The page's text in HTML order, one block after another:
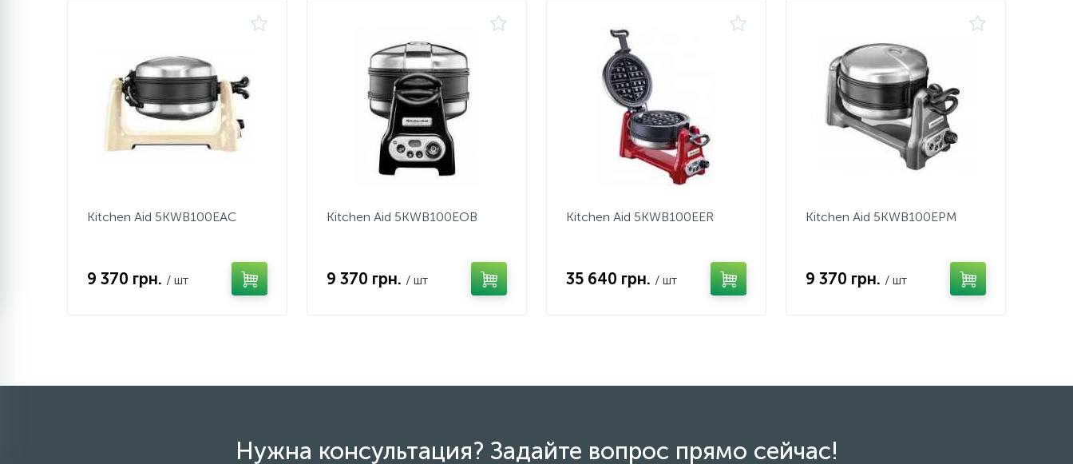
Kitchen Aid 5KWB100EAC
9 370 грн. / шт
Kitchen Aid 5KWB100EOB
9 370 грн. / шт
Kitchen Aid 5KWB100EER
35 640 грн. / шт
Kitchen Aid 5KWB100EPM
9 370 грн. / шт
Нужна консультация? Задайте вопрос прямо сейчас!